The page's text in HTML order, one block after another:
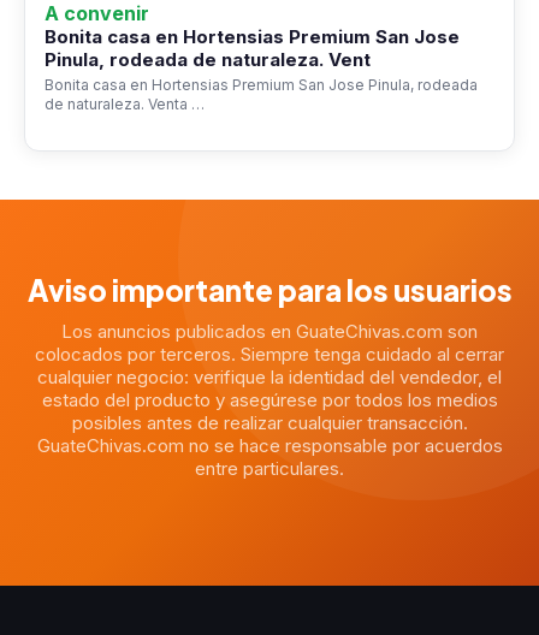
A convenir
Bonita casa en Hortensias Premium San Jose
Pinula, rodeada de naturaleza. Vent
Bonita casa en Hortensias Premium San Jose Pinula, rodeada
de naturaleza. Venta …
Aviso importante para los usuarios
Los anuncios publicados en GuateChivas.com son
colocados por terceros. Siempre tenga cuidado al cerrar
cualquier negocio: verifique la identidad del vendedor, el
estado del producto y asegúrese por todos los medios
posibles antes de realizar cualquier transacción.
GuateChivas.com no se hace responsable por acuerdos
entre particulares.